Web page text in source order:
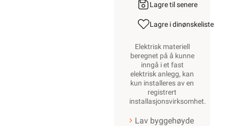
Lagre til senere
Lagre i dinønskeliste
Elektrisk materiell
beregnet på å kunne
inngå i et fast
elektrisk anlegg, kan
kun installeres av en
registrert
installasjonsvirksomhet.
Lav byggehøyde